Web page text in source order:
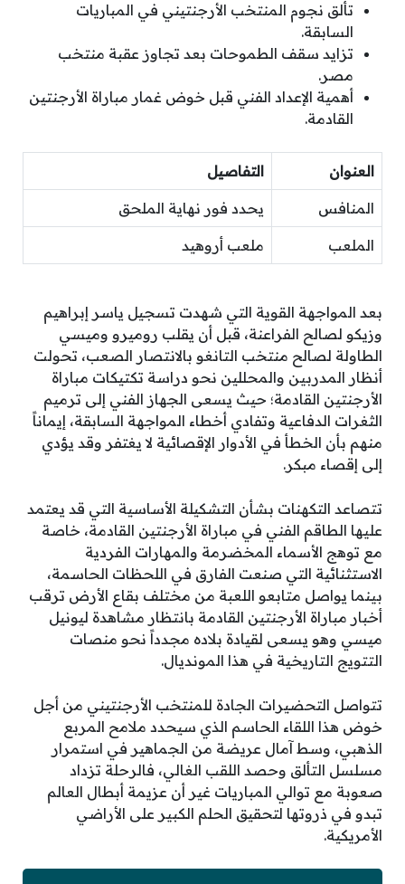
تألق نجوم المنتخب الأرجنتيني في المباريات
السابقة.
تزايد سقف الطموحات بعد تجاوز عقبة منتخب
مصر.
أهمية الإعداد الفني قبل خوض غمار مباراة الأرجنتين
القادمة.
العنوان التفاصيل
المنافس يحدد فور نهاية الملحق
الملعب ملعب أروهيد
بعد المواجهة القوية التي شهدت تسجيل ياسر إبراهيم
وزيكو لصالح الفراعنة، قبل أن يقلب روميرو وميسي
الطاولة لصالح منتخب التانغو بالانتصار الصعب، تحولت
أنظار المدربين والمحللين نحو دراسة تكتيكات مباراة
الأرجنتين القادمة؛ حيث يسعى الجهاز الفني إلى ترميم
الثغرات الدفاعية وتفادي أخطاء المواجهة السابقة، إيماناً
منهم بأن الخطأ في الأدوار الإقصائية لا يغتفر وقد يؤدي
إلى إقصاء مبكر.
تتصاعد التكهنات بشأن التشكيلة الأساسية التي قد يعتمد
عليها الطاقم الفني في مباراة الأرجنتين القادمة، خاصة
مع توهج الأسماء المخضرمة والمهارات الفردية
الاستثنائية التي صنعت الفارق في اللحظات الحاسمة،
بينما يواصل متابعو اللعبة من مختلف بقاع الأرض ترقب
أخبار مباراة الأرجنتين القادمة بانتظار مشاهدة ليونيل
ميسي وهو يسعى لقيادة بلاده مجدداً نحو منصات
التتويج التاريخية في هذا المونديال.
تتواصل التحضيرات الجادة للمنتخب الأرجنتيني من أجل
خوض هذا اللقاء الحاسم الذي سيحدد ملامح المربع
الذهبي، وسط آمال عريضة من الجماهير في استمرار
مسلسل التألق وحصد اللقب الغالي، فالرحلة تزداد
صعوبة مع توالي المباريات غير أن عزيمة أبطال العالم
تبدو في ذروتها لتحقيق الحلم الكبير على الأراضي
الأمريكية.